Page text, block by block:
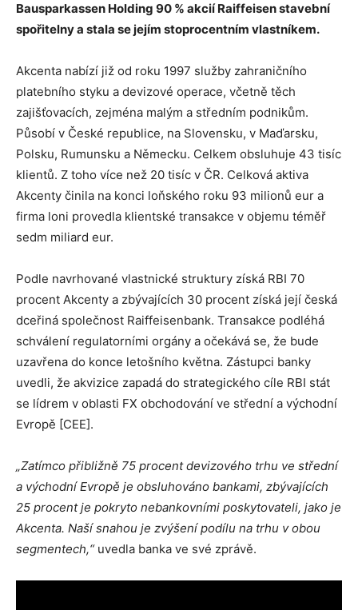
Bausparkassen Holding 90 % akcií Raiffeisen stavební
spořitelny a stala se jejím stoprocentním vlastníkem.
Akcenta nabízí již od roku 1997 služby zahraničního
platebního styku a devizové operace, včetně těch
zajišťovacích, zejména malým a středním podnikům.
Působí v České republice, na Slovensku, v Maďarsku,
Polsku, Rumunsku a Německu. Celkem obsluhuje 43 tisíc
klientů. Z toho více než 20 tisíc v ČR. Celková aktiva
Akcenty činila na konci loňského roku 93 milionů eur a
firma loni provedla klientské transakce v objemu téměř
sedm miliard eur.
Podle navrhované vlastnické struktury získá RBI 70
procent Akcenty a zbývajících 30 procent získá její česká
dceřiná společnost Raiffeisenbank. Transakce podléhá
schválení regulatorními orgány a očekává se, že bude
uzavřena do konce letošního května. Zástupci banky
uvedli, že akvizice zapadá do strategického cíle RBI stát
se lídrem v oblasti FX obchodování ve střední a východní
Evropě [CEE].
„Zatímco přibližně 75 procent devizového trhu ve střední
a východní Evropě je obsluhováno bankami, zbývajících
25 procent je pokryto nebankovními poskytovateli, jako je
Akcenta. Naší snahou je zvýšení podílu na trhu v obou
segmentech,“ uvedla banka ve své zprávě.